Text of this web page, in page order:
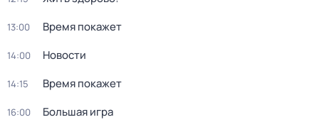
13:00 Время покажет
14:00 Новости
14:15 Время покажет
16:00 Большая игра